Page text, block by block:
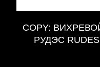
COPY:
РУДЭС